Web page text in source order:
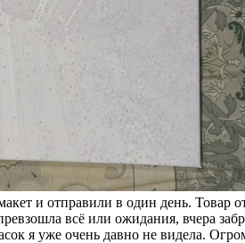
и отправили в один день.
всё или ожидания, вчера
я уже очень давно не видела.